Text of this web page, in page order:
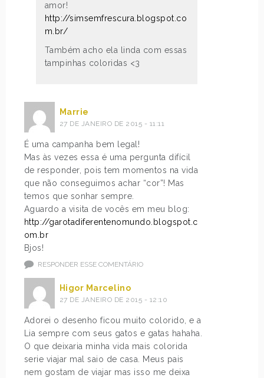
amor!
http://simsemfrescura.blogspot.co
m.br/
Também acho ela linda com essas
tampinhas coloridas <3
Marrie
27 DE JANEIRO DE 2015 - 11:11
É uma campanha bem legal!
Mas às vezes essa é uma pergunta difícil
de responder, pois tem momentos na vida
que não conseguimos achar “cor”! Mas
temos que sonhar sempre.
Aguardo a visita de vocês em meu blog:
http://garotadiferentenomundo.blogspot.c
om.br
Bjos!
RESPONDER ESSE COMENTÁRIO
Higor Marcelino
27 DE JANEIRO DE 2015 - 12:10
Adorei o desenho ficou muito colorido, e a
Lia sempre com seus gatos e gatas hahaha.
O que deixaria minha vida mais colorida
serie viajar mal saio de casa. Meus pais
nem gostam de viajar mas isso me deixa